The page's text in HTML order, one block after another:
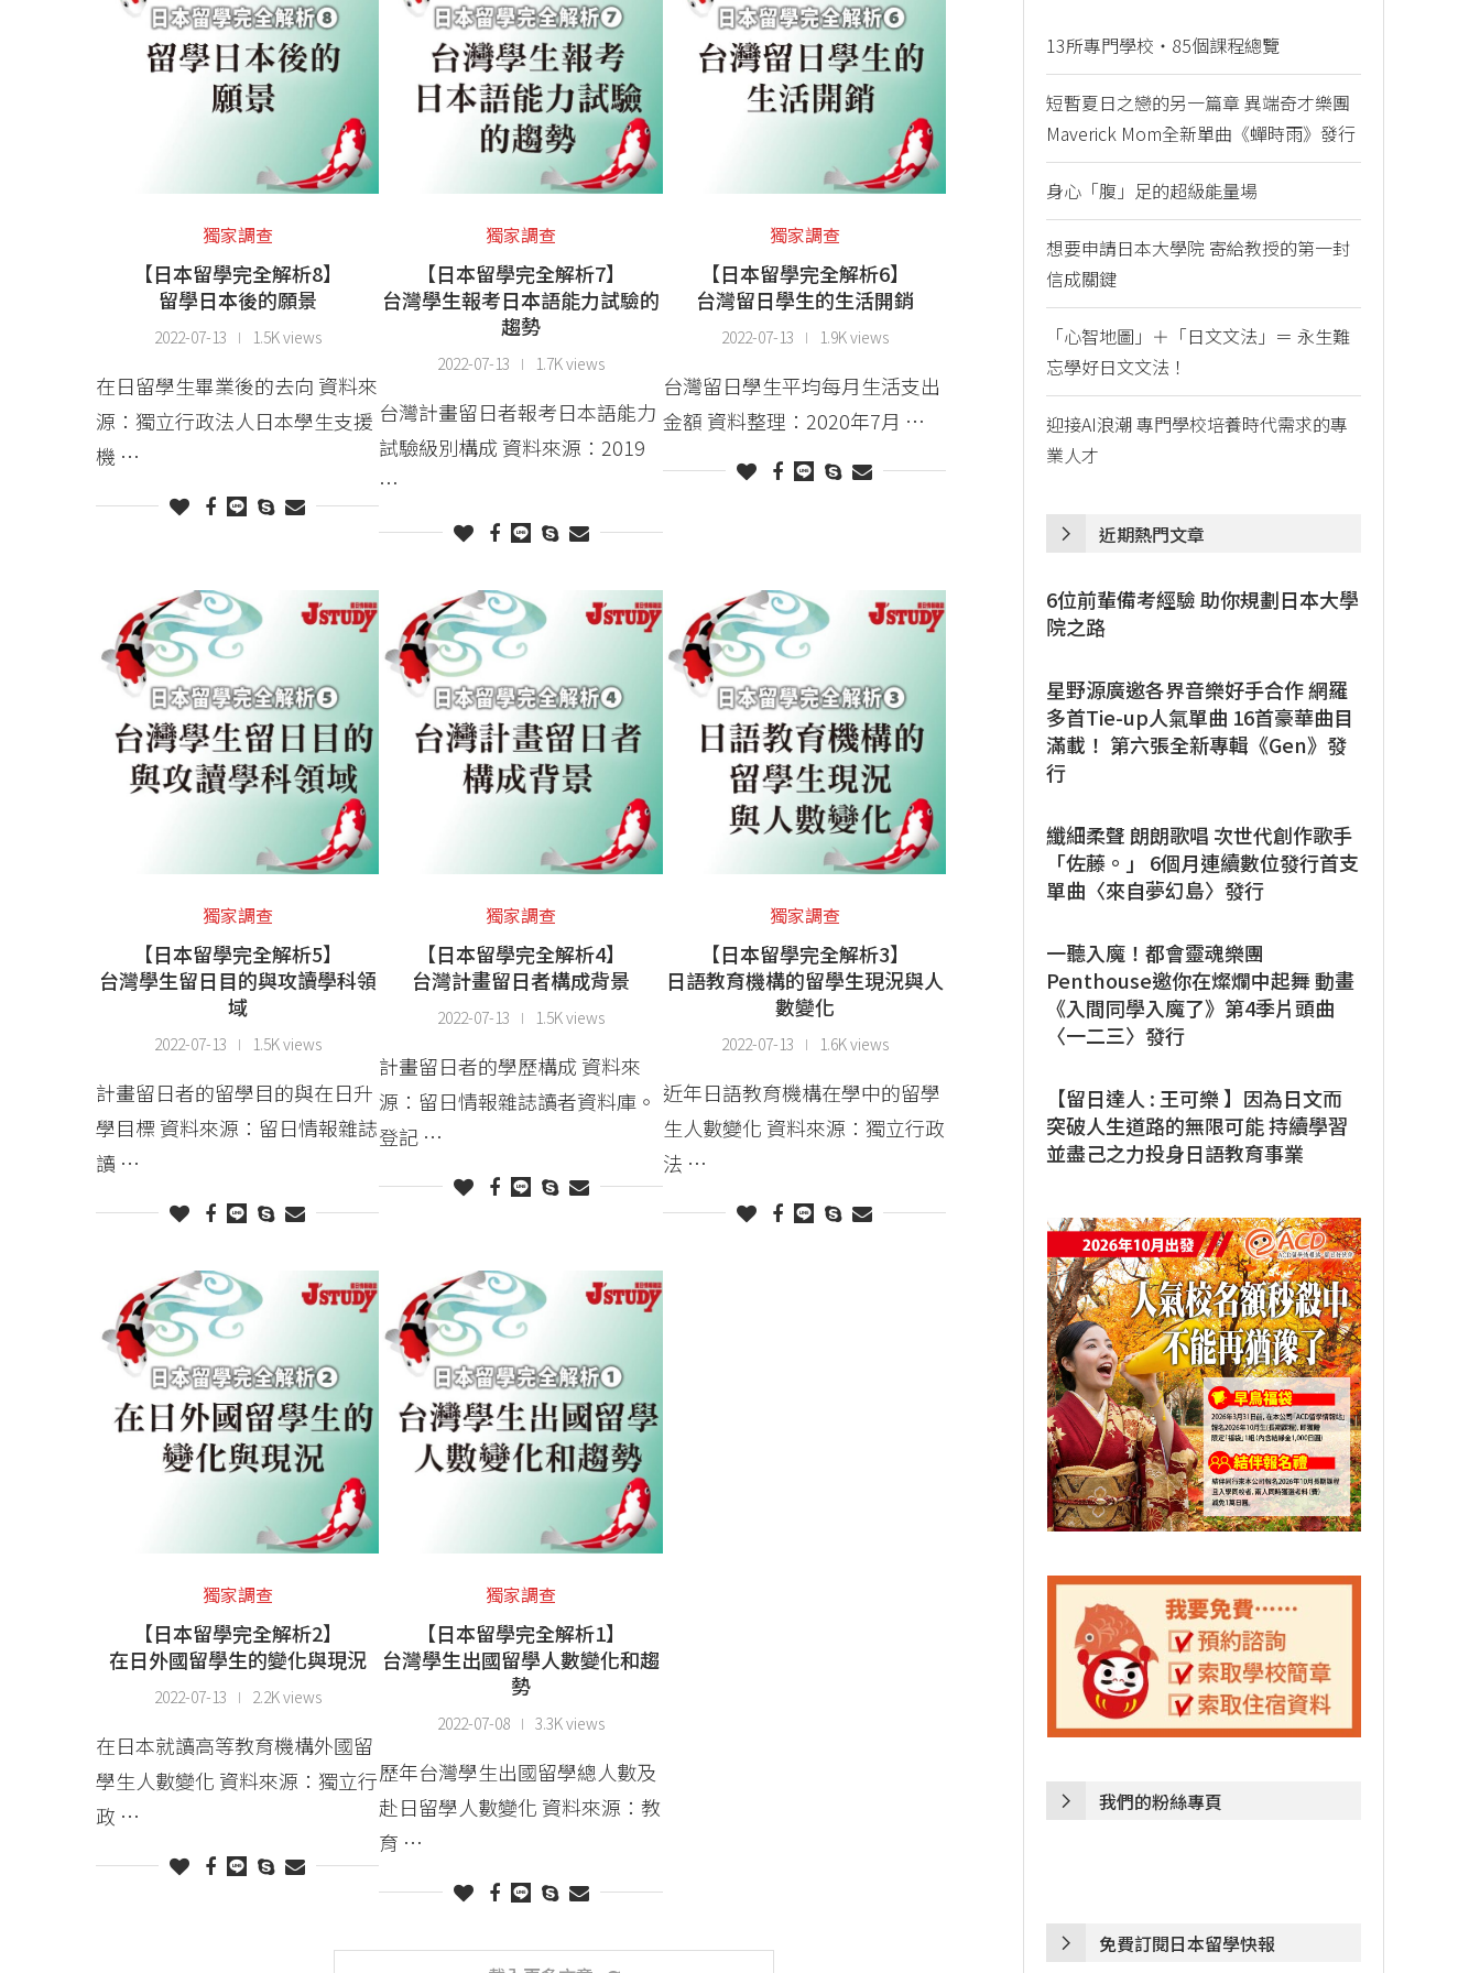
獨家調查
【日本留學完全解析8】
留學日本後的願景
2022-07-13 1.5K views
在日留學生畢業後的去向 資料來
源：獨立行政法人日本學生支援
機 …
獨家調查
【日本留學完全解析7】
台灣學生報考日本語能力試驗的
趨勢
2022-07-13 1.7K views
台灣計畫留日者報考日本語能力
試驗級別構成 資料來源：2019
…
獨家調查
【日本留學完全解析6】
台灣留日學生的生活開銷
2022-07-13 1.9K views
台灣留日學生平均每月生活支出
金額 資料整理：2020年7月 …
獨家調查
【日本留學完全解析5】
台灣學生留日目的與攻讀學科領
域
2022-07-13 1.5K views
計畫留日者的留學目的與在日升
學目標 資料來源：留日情報雜誌
讀 …
獨家調查
【日本留學完全解析4】
台灣計畫留日者構成背景
2022-07-13 1.5K views
計畫留日者的學歷構成 資料來
源：留日情報雜誌讀者資料庫。
登記 …
獨家調查
【日本留學完全解析3】
日語教育機構的留學生現況與人
數變化
2022-07-13 1.6K views
近年日語教育機構在學中的留學
生人數變化 資料來源：獨立行政
法 …
獨家調查
【日本留學完全解析2】
在日外國留學生的變化與現況
2022-07-13 2.2K views
在日本就讀高等教育機構外國留
學生人數變化 資料來源：獨立行
政 …
獨家調查
【日本留學完全解析1】
台灣學生出國留學人數變化和趨
勢
2022-07-08 3.3K views
歷年台灣學生出國留學總人數及
赴日留學人數變化 資料來源：教
育 …
13所專門學校・85個課程總覽
短暫夏日之戀的另一篇章 異端奇才樂團
Maverick Mom全新單曲《蟬時雨》發行
身心「腹」足的超級能量場
想要申請日本大學院 寄給教授的第一封
信成關鍵
「心智地圖」＋「日文文法」＝ 永生難
忘學好日文文法！
迎接AI浪潮 專門學校培養時代需求的專
業人才
近期熱門文章
6位前輩備考經驗 助你規劃日本大學
院之路
星野源廣邀各界音樂好手合作 網羅
多首Tie-up人氣單曲 16首豪華曲目
滿載！ 第六張全新專輯《Gen》發
行
纖細柔聲 朗朗歌唱 次世代創作歌手
「佐藤。」 6個月連續數位發行首支
單曲〈來自夢幻島〉發行
一聽入魔！都會靈魂樂團
Penthouse邀你在燦爛中起舞 動畫
《入間同學入魔了》第4季片頭曲
〈一二三〉發行
【留日達人 : 王可樂 】因為日文而
突破人生道路的無限可能 持續學習
並盡己之力投身日語教育事業
我們的粉絲專頁
免費訂閱日本留學快報